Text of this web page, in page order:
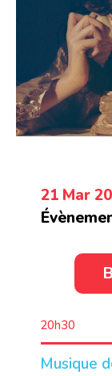
21 Mar
20h30
Musique